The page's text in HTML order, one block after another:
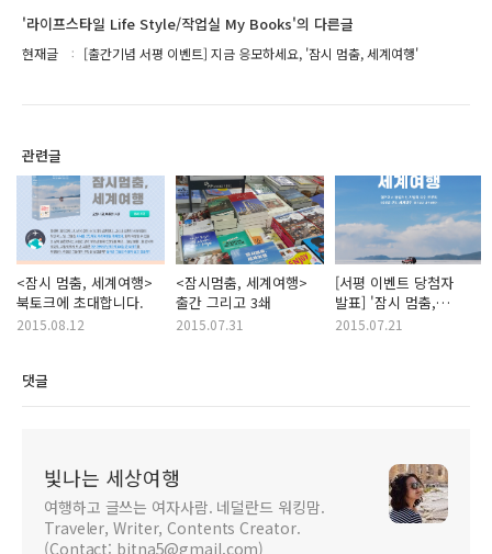
'라이프스타일 Life Style/작업실 My Books'의 다른글
현재글 [출간기념 서평 이벤트] 지금 응모하세요, '잠시 멈춤, 세계여행'
관련글
<잠시 멈춤, 세계여행>
북토크에 초대합니다.
2015.08.12
<잠시멈춤, 세계여행>
출간 그리고 3쇄
2015.07.31
[서평 이벤트 당첨자
발표] '잠시 멈춤,
세계여행' 당첨자를
2015.07.21
댓글
빛나는 세상여행
여행하고 글쓰는 여자사람. 네덜란드 워킹맘.
Traveler, Writer, Contents Creator.
(Contact: bitna5@gmail.com)